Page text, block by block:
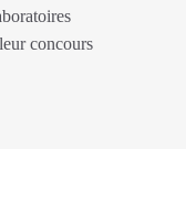
concours